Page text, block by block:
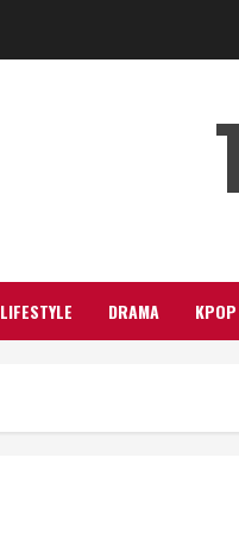
LIFESTYLE DRAMA KPOP